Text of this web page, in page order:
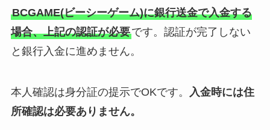
BCGAME(ビーシーゲーム)に銀行送金で入金する
場合、上記の認証が必要です。認証が完了しない
と銀行入金に進めません。
本人確認は身分証の提示でOKです。
入金時には住
所確認は必要ありません。